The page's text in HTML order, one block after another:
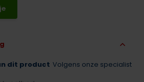
dit product Volgens onze specialist